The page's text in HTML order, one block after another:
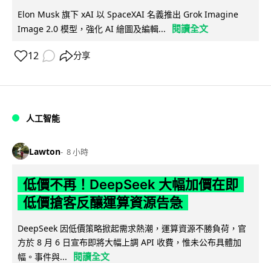
Elon Musk 旗下 xAI 以 SpaceXAI 名義推出 Grok Imagine
Image 2.0 模型，強化 AI 繪圖及編輯...
閱讀全文
12 分享
人工智能
Lawton 8 小時
低價不再！DeepSeek 大幅加價在即
低價搶客反釀運算資源告急
DeepSeek 因低價策略掀起需求熱潮，運算資源不勝負荷，官
方於 8 月 6 日宣布即將大幅上調 API 收費，惟未公布具體加
幅。事件與...
閱讀全文